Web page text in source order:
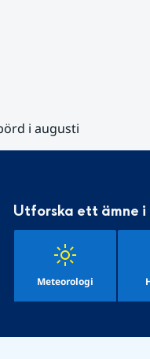
i augusti
Utforska ett ämne i
Meteorologi